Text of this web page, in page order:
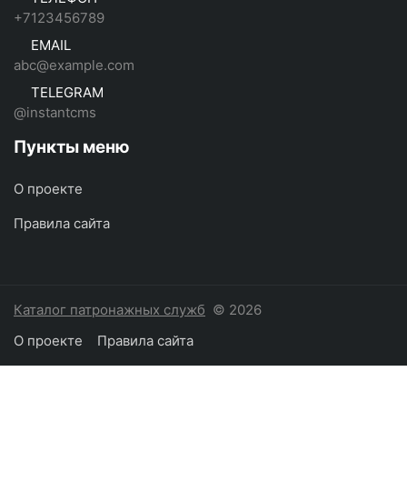
+7123456789
EMAIL
abc@example.com
TELEGRAM
@instantcms
Пункты меню
О проекте
Правила сайта
Каталог патронажных служб © 2026
О проекте
Правила сайта